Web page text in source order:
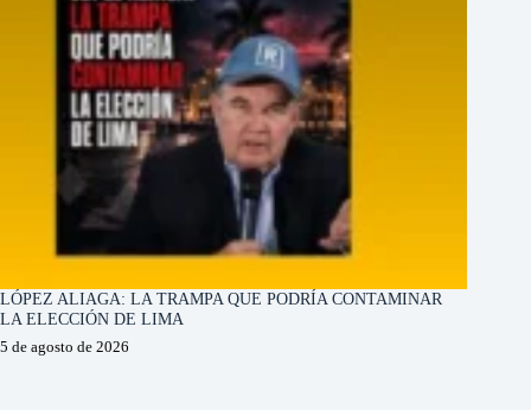
LÓPEZ ALIAGA: LA TRAMPA QUE PODRÍA CONTAMINAR
LA ELECCIÓN DE LIMA
5 de agosto de 2026